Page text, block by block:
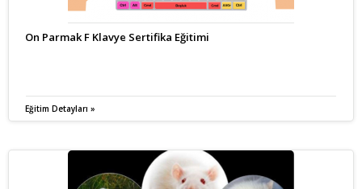
On Parmak F Klavye Sertifika Eğitimi
Eğitim Detayları »